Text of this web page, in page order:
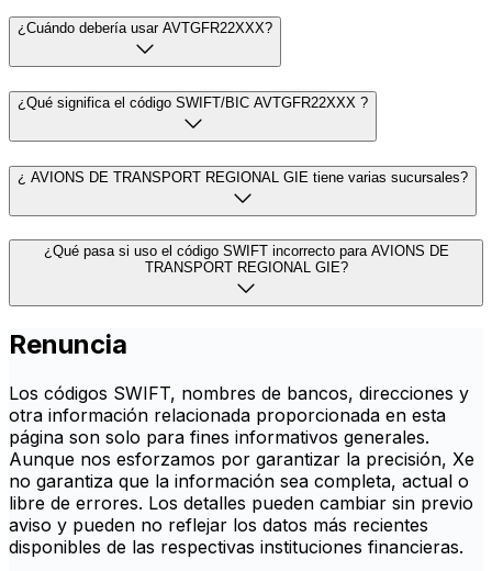
¿Cuándo debería usar AVTGFR22XXX?
¿Qué significa el código SWIFT/BIC AVTGFR22XXX ?
¿ AVIONS DE TRANSPORT REGIONAL GIE tiene varias sucursales?
¿Qué pasa si uso el código SWIFT incorrecto para AVIONS DE
TRANSPORT REGIONAL GIE?
Renuncia
Los códigos SWIFT, nombres de bancos, direcciones y
otra información relacionada proporcionada en esta
página son solo para fines informativos generales.
Aunque nos esforzamos por garantizar la precisión, Xe
no garantiza que la información sea completa, actual o
libre de errores. Los detalles pueden cambiar sin previo
aviso y pueden no reflejar los datos más recientes
disponibles de las respectivas instituciones financieras.